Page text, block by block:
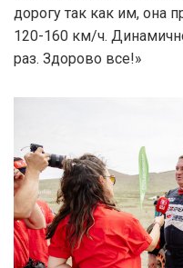
дорогу так как им, она
120-160 км/ч.
раз. Здорово все!»